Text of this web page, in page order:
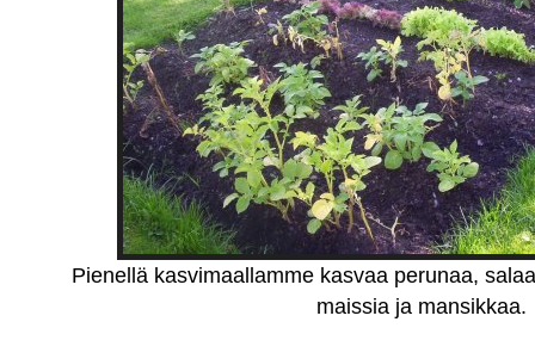
Pienellä kasvimaallamme kasvaa perunaa,
maissia ja mansikkaa.